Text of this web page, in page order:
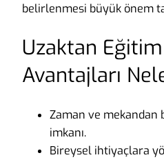
belirlenmesi büyük önem
Uzaktan Eğitim
Avantajları
Zaman ve mekandan
imkanı.
Bireysel ihtiyaçlara